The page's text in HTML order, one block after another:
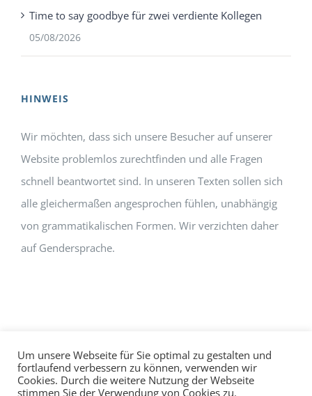
Time to say goodbye für zwei verdiente Kollegen
05/08/2026
HINWEIS
Wir möchten, dass sich unsere Besucher auf unserer
Website problemlos zurechtfinden und alle Fragen
schnell beantwortet sind. In unseren Texten sollen sich
alle gleichermaßen angesprochen fühlen, unabhängig
von grammatikalischen Formen. Wir verzichten daher
auf Gendersprache.
Impressum Datenschutz©hallo!rot
Um unsere Webseite für Sie optimal zu gestalten und
fortlaufend verbessern zu können, verwenden wir
Cookies. Durch die weitere Nutzung der Webseite
stimmen Sie der Verwendung von Cookies zu.